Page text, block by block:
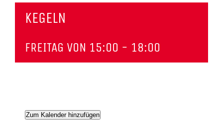
KEGELN
FREITAG VON 15:00 - 18:00
Zum Kalender hinzufügen